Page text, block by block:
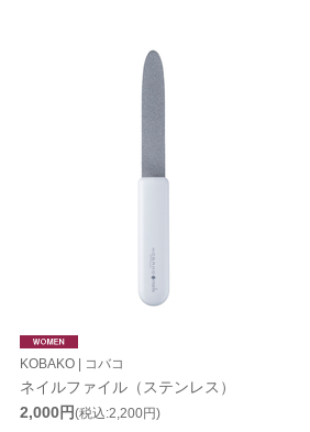
KOBAKO | コバコ
ネイルファイル（ステンレス）
2,000円(税込:2,200円)